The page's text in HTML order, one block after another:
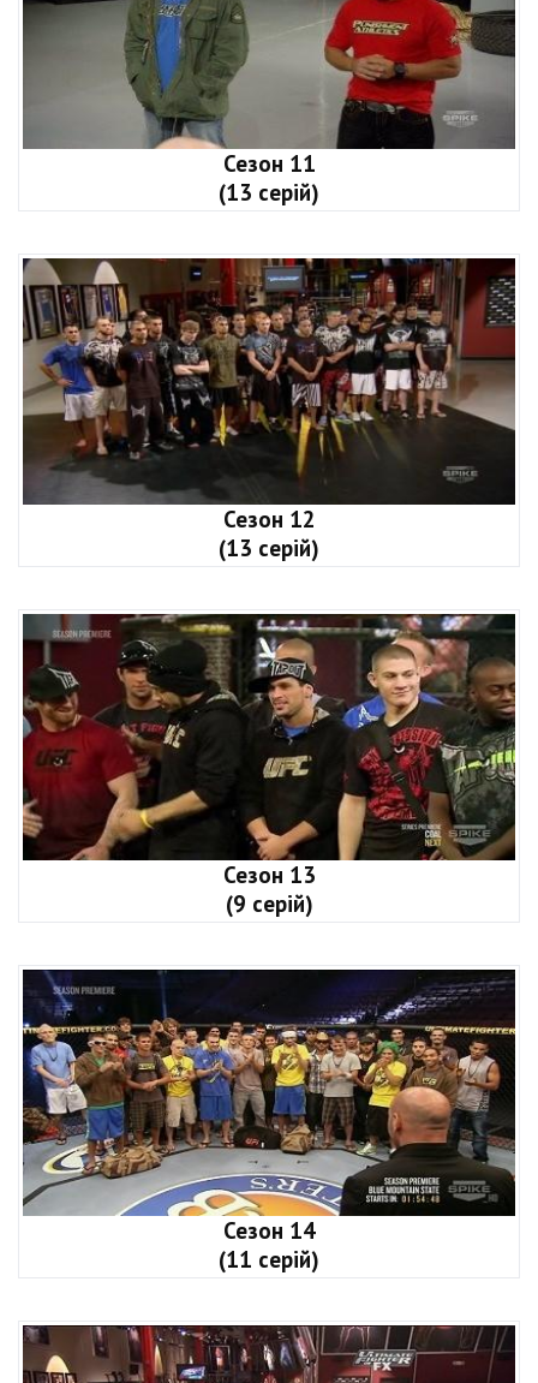
Сезон 11
(13 серій)
Сезон 12
(13 серій)
Сезон 13
(9 серій)
Сезон 14
(11 серій)